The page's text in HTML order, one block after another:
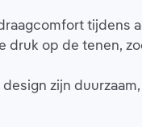
tijdens
op de tenen,
zijn